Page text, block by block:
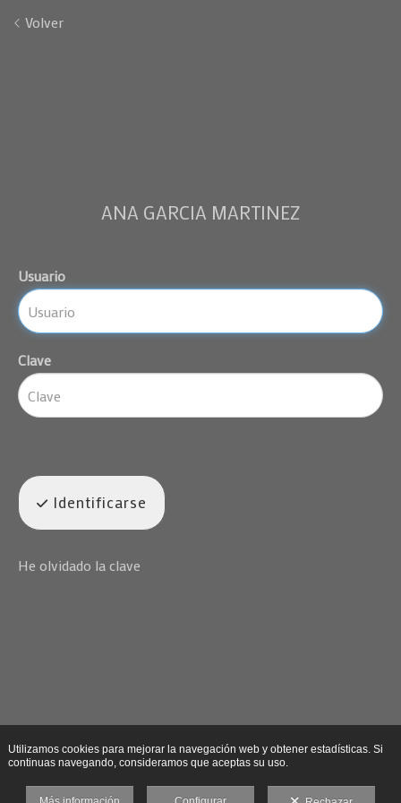
Volver
ANA GARCIA MARTINEZ
Usuario
Clave
Identificarse
He olvidado la clave
Utilizamos cookies para mejorar la navegación web y obtener estadísticas. Si
continuas navegando, consideramos que aceptas su uso.